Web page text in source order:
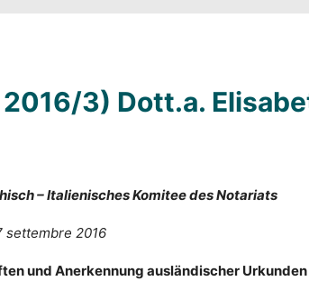
3) Dott.a.
– Italienisches Komitee des Notariats
settembre 2016
und Anerkennung ausländischer Urkunden